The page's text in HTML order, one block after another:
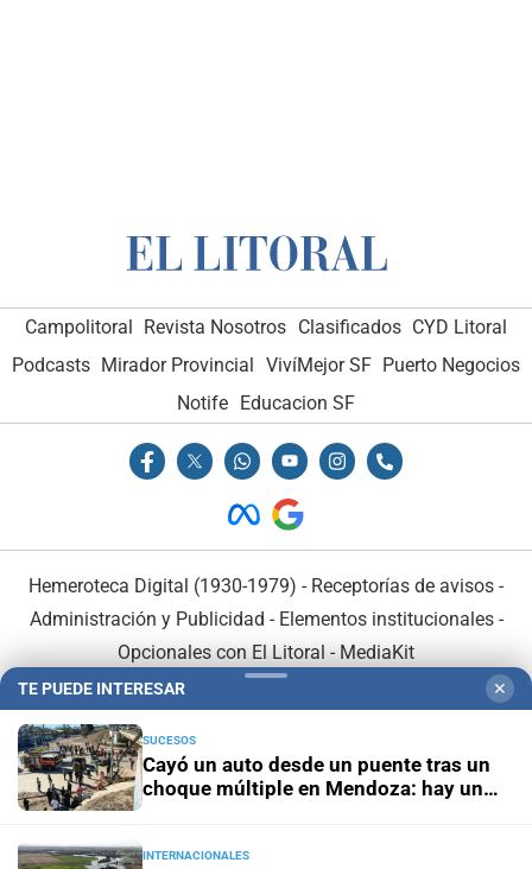
Campolitoral Revista Nosotros Clasificados CYD Litoral
Podcasts Mirador Provincial VivíMejor SF Puerto Negocios
Notife
Educacion SF
Hemeroteca Digital (1930-1979) - Receptorías de avisos -
Administración y Publicidad - Elementos institucionales-
Opcionales con El Litoral - MediaKit
TE PUEDE INTERESAR ✕
SUCESOS
Cayó un auto desde un puente tras un
choque múltiple en Mendoza: hay un
INTERNACIONALES